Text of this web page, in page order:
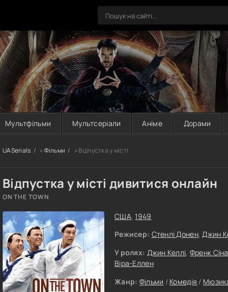
Мультфільми Мультсеріали Аніме Дорами
UASerials » Фільми » Відпустка у місті
Відпустка у місті дивитися онлайн
ON THE TOWN
США,1949
Режисер: Стенлі Донен,Джин
У ролях: Джин Келлі, Френк
Віра-Еллен
Жанр: Фільми / Комедія /